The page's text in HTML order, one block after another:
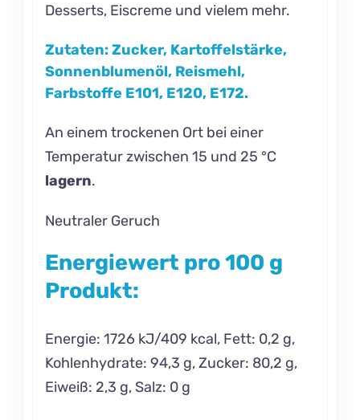
Desserts, Eiscreme und vielem mehr.
Zutaten:Zucker, Kartoffelstärke,
Sonnenblumenöl, Reismehl,
Farbstoffe E101, E120, E172.
An einem trockenen Ort bei einer
Temperatur zwischen 15 und 25 °C
lagern.
Neutraler Geruch
Energiewert pro 100 g
Produkt:
Energie: 1726 kJ/409 kcal, Fett: 0,2 g,
Kohlenhydrate: 94,3 g, Zucker: 80,2 g,
Eiweiß: 2,3 g, Salz: 0 g